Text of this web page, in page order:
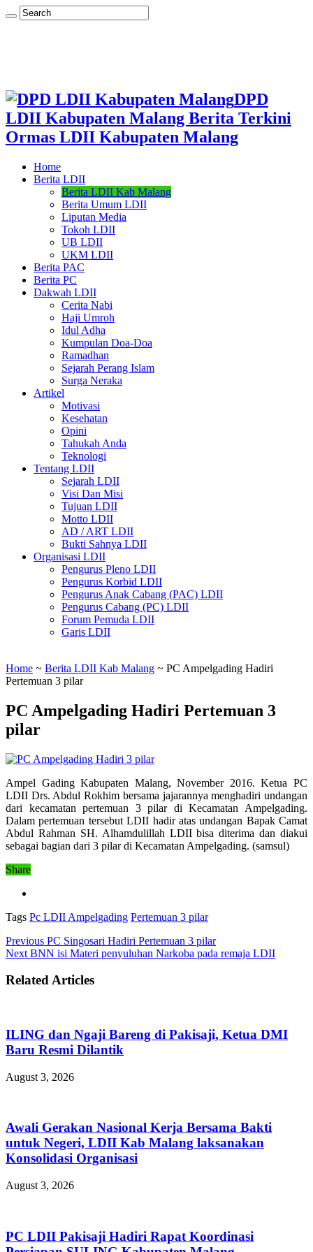
DPD
LDII Kabupaten Malang Berita Terkini
Ormas LDII Kabupaten Malang
Home
Berita LDII
Berita LDII Kab Malang
Berita Umum LDII
Liputan Media
Tokoh LDII
UB LDII
UKM LDII
Berita PAC
Berita PC
Dakwah LDII
Cerita Nabi
Haji Umroh
Idul Adha
Kumpulan Doa-Doa
Ramadhan
Sejarah Perang Islam
Surga Neraka
Artikel
Motivasi
Kesehatan
Opini
Tahukah Anda
Teknologi
Tentang LDII
Sejarah LDII
Visi Dan Misi
Tujuan LDII
Motto LDII
AD / ART LDII
Bukti Sahnya LDII
Organisasi LDII
Pengurus Pleno LDII
Pengurus Korbid LDII
Pengurus Anak Cabang (PAC) LDII
Pengurus Cabang (PC) LDII
Forum Pemuda LDII
Garis LDII
Home ~ Berita LDII Kab Malang ~ PC Ampelgading Hadiri
Pertemuan 3 pilar
PC Ampelgading Hadiri Pertemuan 3
pilar
Ampel Gading Kabupaten Malang, November 2016. Ketua PC
LDII Drs. Abdul Rokhim bersama jajarannya menghadiri undangan
dari kecamatan pertemuan 3 pilar di Kecamatan Ampelgading.
Dalam pertemuan tersebut LDII hadir atas undangan Bapak Camat
Abdul Rahman SH. Alhamdulillah LDII bisa diterima dan diakui
sebagai bagian dari 3 pilar di Kecamatan Ampelgading. (samsul)
Share
Tags Pc LDII Ampelgading Pertemuan 3 pilar
Previous PC Singosari Hadiri Pertemuan 3 pilar
Next BNN isi Materi penyuluhan Narkoba pada remaja LDII
Related Articles
ILING dan Ngaji Bareng di Pakisaji, Ketua DMI
Baru Resmi Dilantik
August 3, 2026
Awali Gerakan Nasional Kerja Bersama Bakti
untuk Negeri, LDII Kab Malang laksanakan
Konsolidasi Organisasi
August 3, 2026
PC LDII Pakisaji Hadiri Rapat Koordinasi